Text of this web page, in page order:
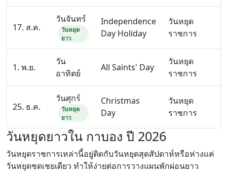
17. ส.ค.
วันจันทร์
วันหยุด
ยาว
Independence
Day Holiday
วันหยุด
ราชการ
1. พ.ย.
วัน
อาทิตย์
All Saints' Day
วันหยุด
ราชการ
25. ธ.ค.
วันศุกร์
วันหยุด
ยาว
Christmas
Day
วันหยุด
ราชการ
วันหยุดยาวใน กาบอง ปี 2026
วันหยุดราชการเหล่านี้อยู่ติดกับวันหยุดสุดสัปดาห์หรือห่างแค่
วันหยุดชดเชยเดียว ทำให้ง่ายต่อการวางแผนพักผ่อนยาว